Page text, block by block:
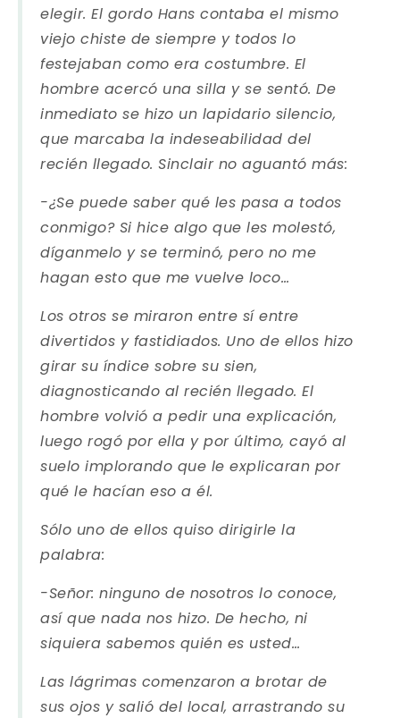
elegir. El gordo Hans contaba el mismo
viejo chiste de siempre y todos lo
festejaban como era costumbre. El
hombre acercó una silla y se sentó. De
inmediato se hizo un lapidario silencio,
que marcaba la indeseabilidad del
recién llegado. Sinclair no aguantó más:
-¿Se puede saber qué les pasa a todos
conmigo? Si hice algo que les molestó,
díganmelo y se terminó, pero no me
hagan esto que me vuelve loco…
Los otros se miraron entre sí entre
divertidos y fastidiados. Uno de ellos hizo
girar su índice sobre su sien,
diagnosticando al recién llegado. El
hombre volvió a pedir una explicación,
luego rogó por ella y por último, cayó al
suelo implorando que le explicaran por
qué le hacían eso a él.
Sólo uno de ellos quiso dirigirle la
palabra:
-Señor: ninguno de nosotros lo conoce,
así que nada nos hizo. De hecho, ni
siquiera sabemos quién es usted…
Las lágrimas comenzaron a brotar de
sus ojos y salió del local, arrastrando su